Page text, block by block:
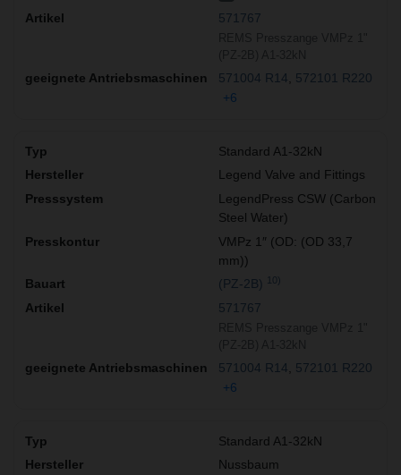
571767
571004 R14
572101 R220
+6
Standard A1-32kN
Legend Valve and Fittings
LegendPress CSW (Carbon
Steel Water)
VMPz 1″ (OD: (OD 33,7
mm))
(PZ-2B)
10)
571767
571004 R14
572101 R220
+6
Standard A1-32kN
Nussbaum